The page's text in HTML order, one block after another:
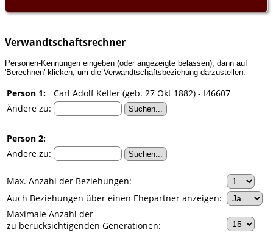
Verwandtschaftsrechner
Personen-Kennungen eingeben (oder angezeigte belassen), dann auf
'Berechnen' klicken, um die Verwandtschaftsbeziehung darzustellen.
Person 1:
Carl Adolf Keller (geb. 27 Okt 1882) - I46607
Ändere zu:
Person 2:
Ändere zu:
Max. Anzahl der Beziehungen:
Auch Beziehungen über einen Ehepartner anzeigen:
Maximale Anzahl der
zu berücksichtigenden Generationen: